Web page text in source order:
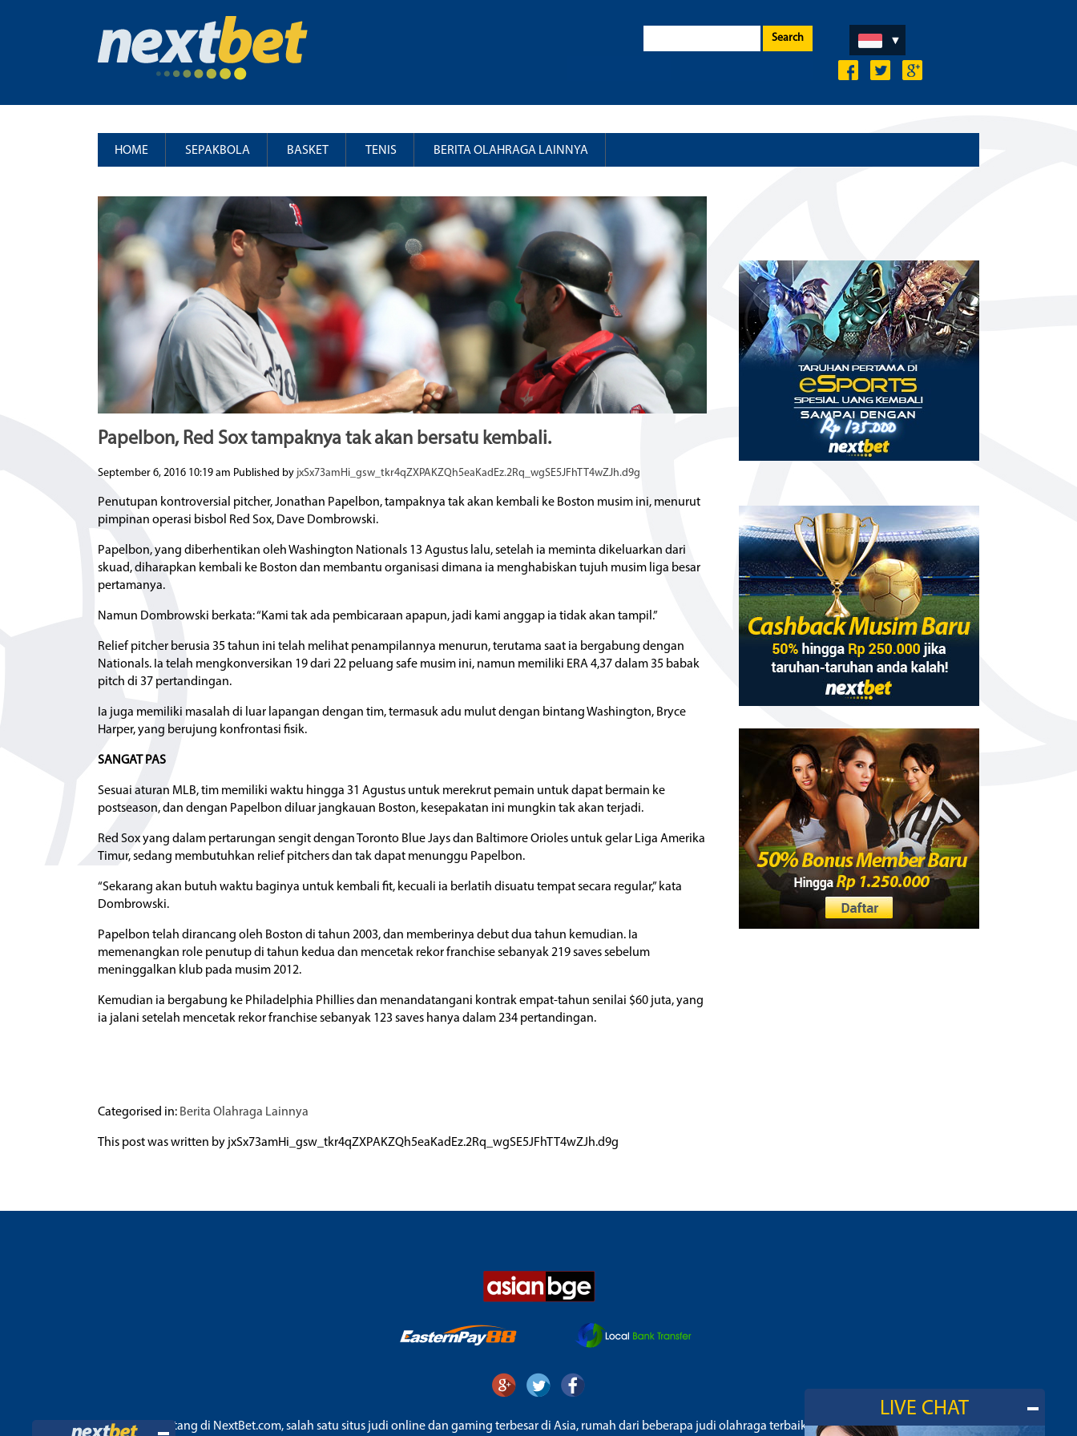
Search
HOME SEPAKBOLA BASKET TENIS BERITA OLAHRAGA LAINNYA
Papelbon, Red Sox tampaknya tak akan bersatu kembali.
September 6, 2016 10:19 am Published by jxSx73amHi_gsw_tkr4qZXPAKZQh5eaKadEz.2Rq_wgSE5JFhTT4wZJh.d9g
Penutupan kontroversial pitcher, Jonathan Papelbon, tampaknya tak akan kembali ke Boston musim ini, menurut
pimpinan operasi bisbol Red Sox, Dave Dombrowski.
Papelbon, yang diberhentikan oleh Washington Nationals 13 Agustus lalu, setelah ia meminta dikeluarkan dari
skuad, diharapkan kembali ke Boston dan membantu organisasi dimana ia menghabiskan tujuh musim liga besar
pertamanya.
Namun Dombrowski berkata: “Kami tak ada pembicaraan apapun, jadi kami anggap ia tidak akan tampil.”
Relief pitcher berusia 35 tahun ini telah melihat penampilannya menurun, terutama saat ia bergabung dengan
Nationals. Ia telah mengkonversikan 19 dari 22 peluang safe musim ini, namun memiliki ERA 4,37 dalam 35 babak
pitch di 37 pertandingan.
Ia juga memiliki masalah di luar lapangan dengan tim, termasuk adu mulut dengan bintang Washington, Bryce
Harper, yang berujung konfrontasi fisik.
SANGAT PAS
Sesuai aturan MLB, tim memiliki waktu hingga 31 Agustus untuk merekrut pemain untuk dapat bermain ke
postseason, dan dengan Papelbon diluar jangkauan Boston, kesepakatan ini mungkin tak akan terjadi.
Red Sox yang dalam pertarungan sengit dengan Toronto Blue Jays dan Baltimore Orioles untuk gelar Liga Amerika
Timur, sedang membutuhkan relief pitchers dan tak dapat menunggu Papelbon.
“Sekarang akan butuh waktu baginya untuk kembali fit, kecuali ia berlatih disuatu tempat secara regular,” kata
Dombrowski.
Papelbon telah dirancang oleh Boston di tahun 2003, dan memberinya debut dua tahun kemudian. Ia
memenangkan role penutup di tahun kedua dan mencetak rekor franchise sebanyak 219 saves sebelum
meninggalkan klub pada musim 2012.
Kemudian ia bergabung ke Philadelphia Phillies dan menandatangani kontrak empat-tahun senilai $60 juta, yang
ia jalani setelah mencetak rekor franchise sebanyak 123 saves hanya dalam 234 pertandingan.
Categorised in: Berita Olahraga Lainnya
This post was written by jxSx73amHi_gsw_tkr4qZXPAKZQh5eaKadEz.2Rq_wgSE5JFhTT4wZJh.d9g
Selamat datang di NextBet.com, salah satu situs judi online dan gaming terbesar di Asia, rumah dari beberapa judi olahraga terbaik dilengkapi dengan live odds.
LIVE CHAT